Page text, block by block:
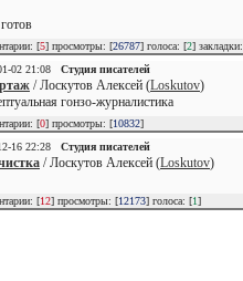
[5] просмотры: [26787] голоса: [2] закладки:
02 21:08
Студия писателей
/ Лоскутов Алексей (Loskutov)
гонзо-журналистика
[0] просмотры: [10832]
16 22:28
Студия писателей
/ Лоскутов Алексей (Loskutov)
[12] просмотры: [12173] голоса: [1]